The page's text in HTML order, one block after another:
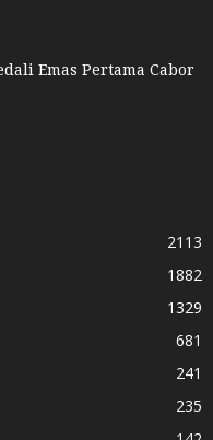
Emas Pertama Cabor
2113
1882
1329
681
241
235